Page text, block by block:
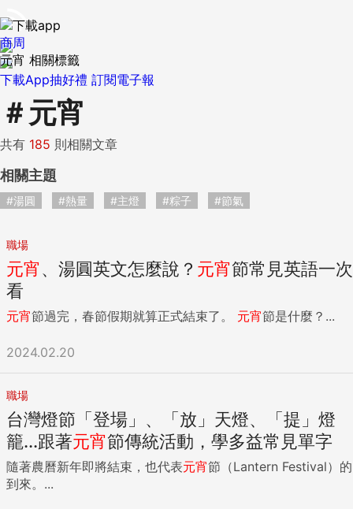
下載App抽好禮 訂閱電子報
商周
元宵 相關標籤
＃ 元宵
共有 185 則相關文章
相關主題
#湯圓 #熱量 #主燈 #粽子 #節氣
職場
元宵、湯圓英文怎麼說？ 元宵節常見英語一次
看
元宵節過完，春節假期就算正式結束了。 元宵節是什麼？...
2024.02.20
職場
台灣燈節「登場」、「放」天燈、「提」燈
籠...跟著元宵節傳統活動，學多益常見單字
隨著農曆新年即將結束，也代表元宵節（Lantern Festival）的
到來。...